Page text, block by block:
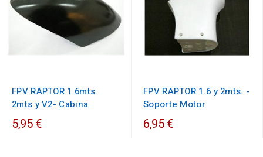
FPV RAPTOR 1.6mts.
2mts y V2- Cabina
5,95 €
FPV RAPTOR 1.6 y 2mts. -
Soporte Motor
6,95 €